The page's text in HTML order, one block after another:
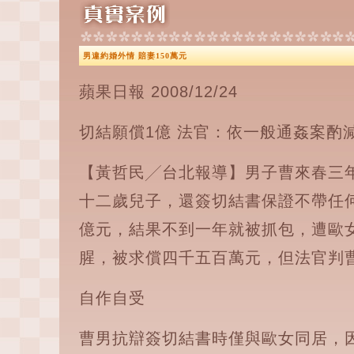
男違約婚外情 賠妻150萬元
蘋果日報 2008/12/24
切結願償1億 法官：依一般通姦案酌
【黃哲民╱台北報導】男子曹來春
十二歲兒子，還簽切結書保證不帶任
億元，結果不到一年就被抓包，遭歐
腥，被求償四千五百萬元，但法官判
自作自受
曹男抗辯簽切結書時僅與歐女同居，